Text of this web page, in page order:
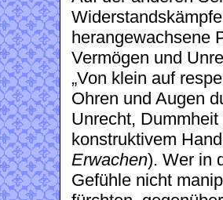
herangewachsene
Vermögen und
„Von klein auf
Ohren und Augen
Unrecht,
konstruktivem
Erwachen). Wer in
Gefühle nicht